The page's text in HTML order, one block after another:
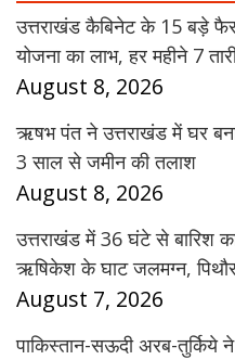
उत्तराखंड कैबिनेट के 15 बड़े
योजना का लाभ, हर महीने 7
August 8, 2026
ऋषभ पंत ने उत्तराखंड में घर
3 साल से जमीन की तलाश
August 8, 2026
उत्तराखंड में 36 घंटे से बारिश
ऋषिकेश के घाट जलमग्न,
August 7, 2026
पाकिस्तान-सऊदी अरब-तुर्किये ने